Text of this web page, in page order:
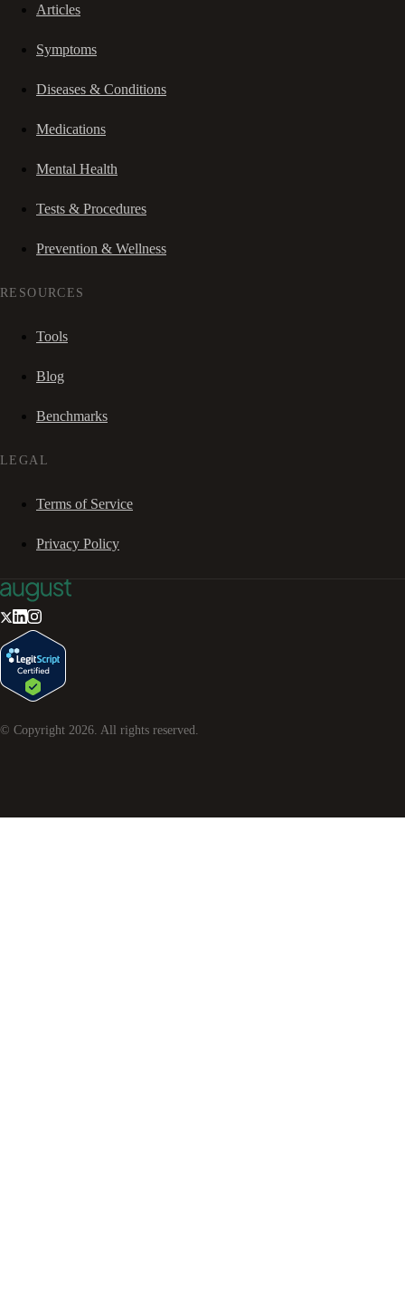
Articles
Symptoms
Diseases & Conditions
Medications
Mental Health
Tests & Procedures
Prevention & Wellness
RESOURCES
Tools
Blog
Benchmarks
LEGAL
Terms of Service
Privacy Policy
© Copyright 2026 . All rights reserved.